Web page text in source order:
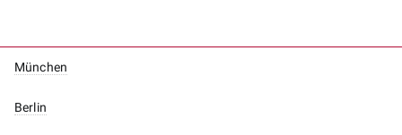
München
Berlin